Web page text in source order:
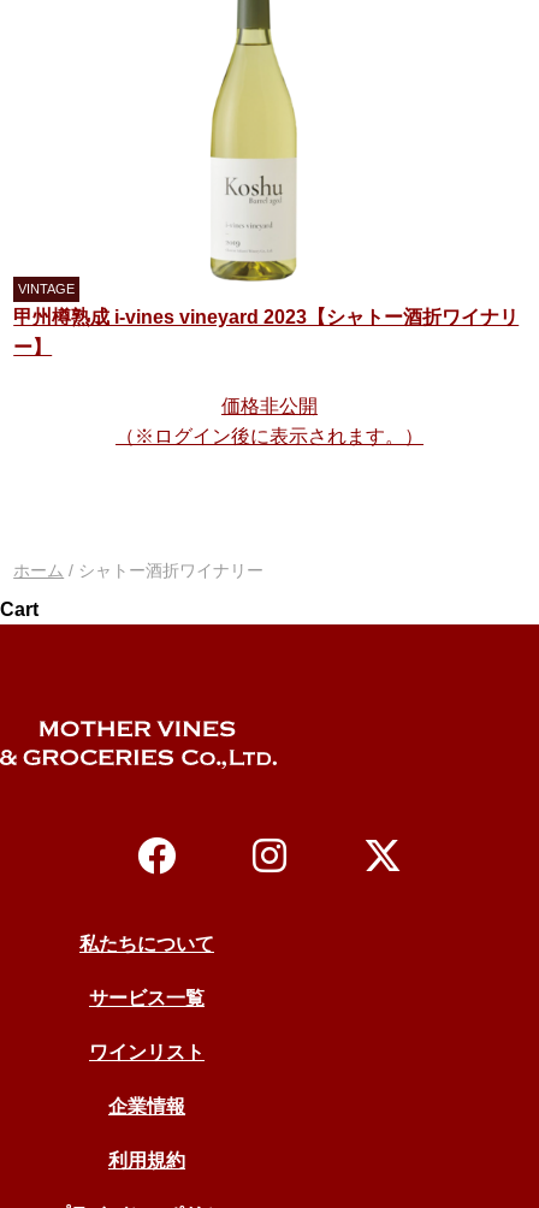
甲州樽熟成 i-vines vineyard 2023【シャトー酒折ワイナリ
ー】
価格非公開
（※ログイン後に表示されます。）
ホーム / シャトー酒折ワイナリー
Cart
私たちについて
サービス一覧
ワインリスト
企業情報
利用規約